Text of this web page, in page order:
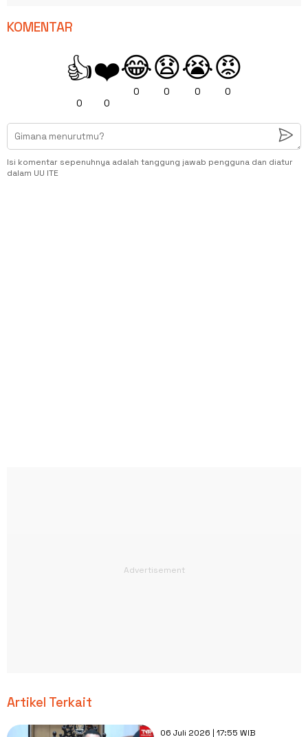
KOMENTAR
👍
0
❤️
0
😂
0
😧
0
😭
0
😡
0
Isi komentar sepenuhnya adalah tanggung jawab pengguna dan diatur
dalam UU ITE
Artikel Terkait
06 Juli 2026 | 17:55 WIB